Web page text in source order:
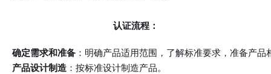
认证流程：
确定需求和准备 ：明确产品适用范围，了解标准要求，准备产品
产品设计制造 ：按标准设计制造产品。